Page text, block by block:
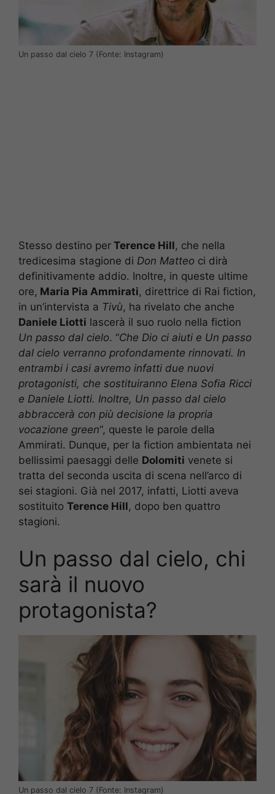
Un passo dal cielo 7 (Fonte: Instagram)
Stesso destino per Terence Hill, che nella
tredicesima stagione di Don Matteo ci dirà
definitivamente addio. Inoltre, in queste ultime
ore, Maria Pia Ammirati, direttrice di Rai fiction,
in un’intervista a Tivù, ha rivelato che anche
Daniele Liotti lascerà il suo ruolo nella fiction
Un passo dal cielo. “Che Dio ci aiuti e Un passo
dal cielo verranno profondamente rinnovati. In
entrambi i casi avremo infatti due nuovi
protagonisti, che sostituiranno Elena Sofia Ricci
e Daniele Liotti. Inoltre, Un passo dal cielo
abbraccerà con più decisione la propria
vocazione green“, queste le parole della
Ammirati. Dunque, per la fiction ambientata nei
bellissimi paesaggi delle Dolomiti venete si
tratta del seconda uscita di scena nell’arco di
sei stagioni. Già nel 2017, infatti, Liotti aveva
sostituito Terence Hill, dopo ben quattro
stagioni.
Un passo dal cielo, chi
sarà il nuovo
protagonista?
Un passo dal cielo 7 (Fonte: Instagram)